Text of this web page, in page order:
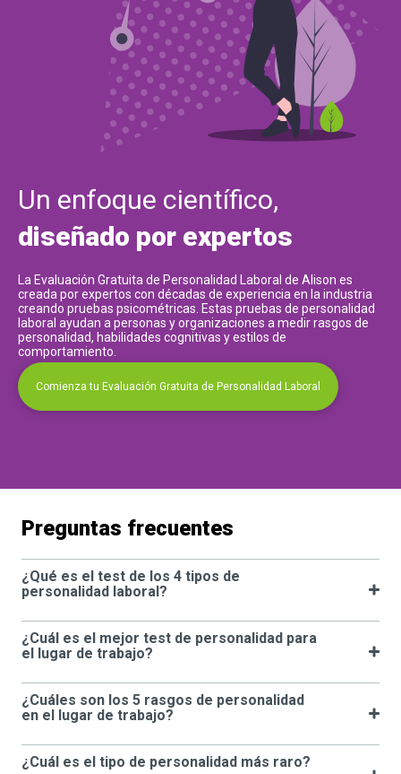
Un enfoque científico,
diseñado por expertos
La Evaluación Gratuita de Personalidad Laboral de Alison es
creada por expertos con décadas de experiencia en la industria
creando pruebas psicométricas. Estas pruebas de personalidad
laboral ayudan a personas y organizaciones a medir rasgos de
personalidad, habilidades cognitivas y estilos de
comportamiento.
Comienza tu Evaluación Gratuita de Personalidad Laboral
Preguntas frecuentes
¿Qué es el test de los 4 tipos de
personalidad laboral?
¿Cuál es el mejor test de personalidad para
el lugar de trabajo?
¿Cuáles son los 5 rasgos de personalidad
en el lugar de trabajo?
¿Cuál es el tipo de personalidad más raro?